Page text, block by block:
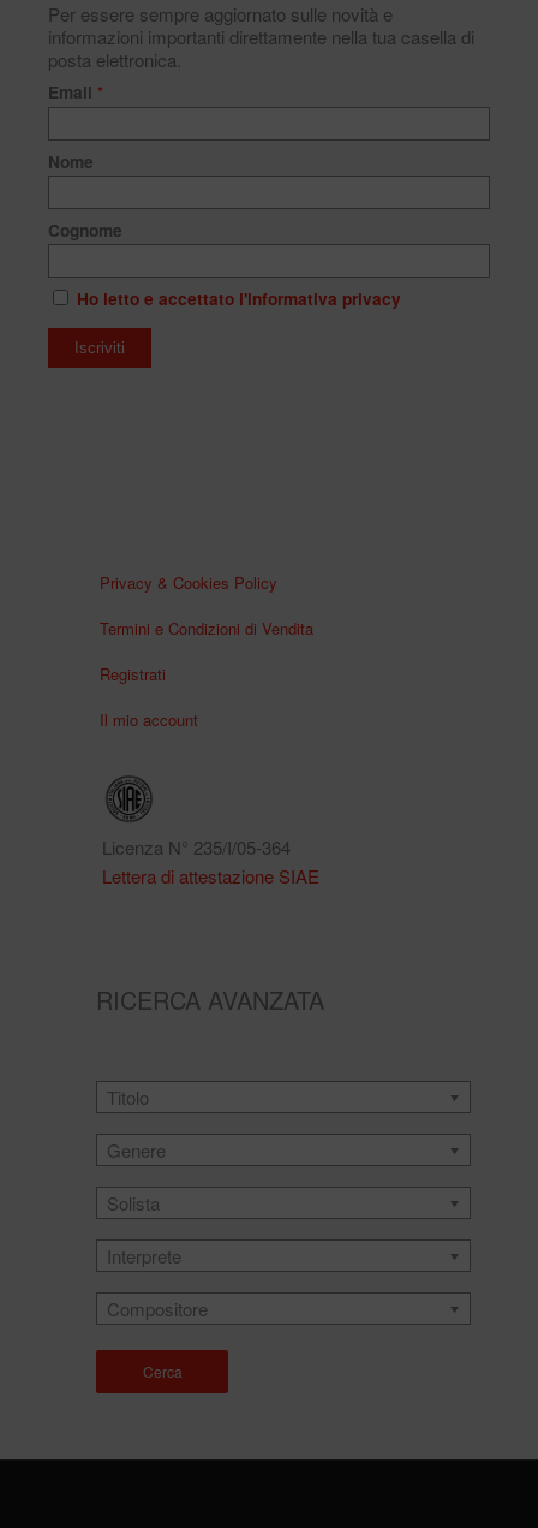
Per essere sempre aggiornato sulle novità e
informazioni importanti direttamente nella tua casella di
posta elettronica.
Email *
Nome
Cognome
Ho letto e accettato l'informativa privacy
Privacy & Cookies Policy
Termini e Condizioni di Vendita
Registrati
Il mio account
Licenza N° 235/I/05-364
Lettera di attestazione SIAE
RICERCA AVANZATA
Titolo
Genere
Solista
Interprete
Compositore
Cerca